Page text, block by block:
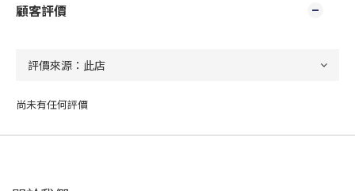
顧客評價
尚未有任何評價